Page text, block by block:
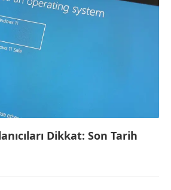
Dikkat: Son Tarih